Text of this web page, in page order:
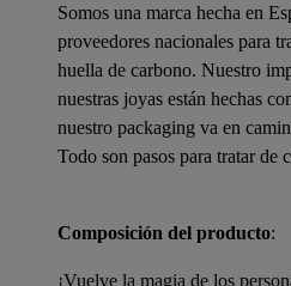
Somos una marca hecha en
proveedores nacionales para
huella de carbono. Nuestro
nuestras joyas están hechas
nuestro packaging va en
Todo son pasos para tratar de
Composición del producto:
¡Vuelve la magia de los